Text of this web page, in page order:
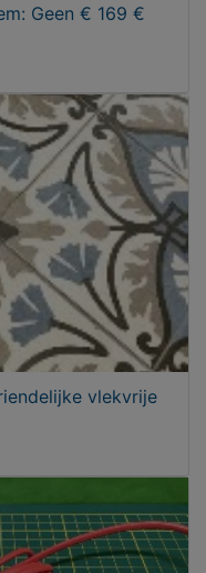
Geen € 169 €
vlekvrije